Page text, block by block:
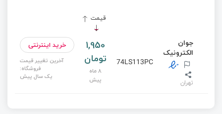
قیمت
جوان
الکترونیک
تهران
74LS113PC
1,950
تومان
8 ماه
پیش
خرید اینترنتی
آخرین تغییر قیمت
فروشگاه:
یک سال پیش